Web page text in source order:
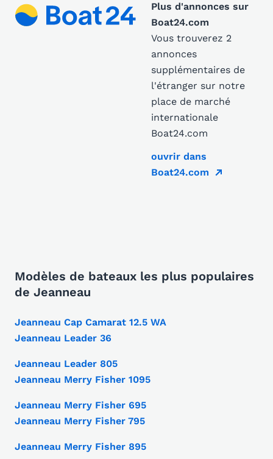
Plus d'annonces sur
Boat24.com
Vous trouverez 2
annonces
supplémentaires de
l'étranger sur notre
place de marché
internationale
Boat24.com
ouvrir dans
Boat24.com
Modèles de bateaux les plus populaires
de Jeanneau
Jeanneau Cap Camarat 12.5 WA
Jeanneau Leader 36
Jeanneau Leader 805
Jeanneau Merry Fisher 1095
Jeanneau Merry Fisher 695
Jeanneau Merry Fisher 795
Jeanneau Merry Fisher 895